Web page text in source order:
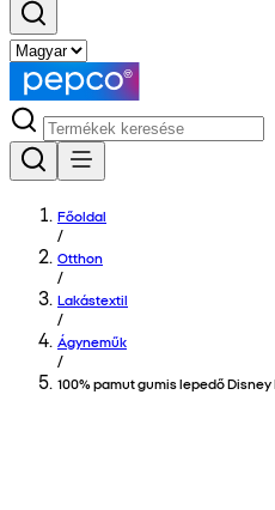
Főoldal
/
Otthon
/
Lakástextil
/
Ágyneműk
/
100% pamut gumis lepedő